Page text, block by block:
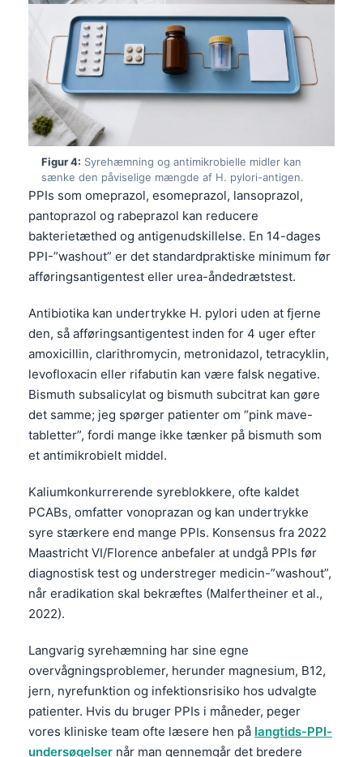
Figur 4: Syrehæmning og antimikrobielle midler kan
sænke den påviselige mængde af H. pylori-antigen.
PPIs som omeprazol, esomeprazol, lansoprazol,
pantoprazol og rabeprazol kan reducere
bakterietæthed og antigenudskillelse. En 14-dages
PPI-”washout” er det standardpraktiske minimum før
afføringsantigentest eller urea-åndedrætstest.
Antibiotika kan undertrykke H. pylori uden at fjerne
den, så afføringsantigentest inden for 4 uger efter
amoxicillin, clarithromycin, metronidazol, tetracyklin,
levofloxacin eller rifabutin kan være falsk negative.
Bismuth subsalicylat og bismuth subcitrat kan gøre
det samme; jeg spørger patienter om “pink mave-
tabletter”, fordi mange ikke tænker på bismuth som
et antimikrobielt middel.
Kaliumkonkurrerende syreblokkere, ofte kaldet
PCABs, omfatter vonoprazan og kan undertrykke
syre stærkere end mange PPIs. Konsensus fra 2022
Maastricht VI/Florence anbefaler at undgå PPIs før
diagnostisk test og understreger medicin-”washout”,
når eradikation skal bekræftes (Malfertheiner et al.,
2022).
Langvarig syrehæmning har sine egne
overvågningsproblemer, herunder magnesium, B12,
jern, nyrefunktion og infektionsrisiko hos udvalgte
patienter. Hvis du bruger PPIs i måneder, peger
vores kliniske team ofte læsere hen på langtids-PPI-
undersøgelser når man gennemgår det bredere